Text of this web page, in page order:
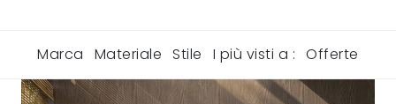
Marca Materiale Stile I più visti a : Offerte